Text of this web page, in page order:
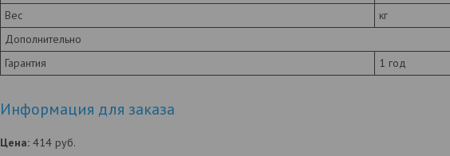
Вес
кг
Дополнительно
Гарантия
1 год
Информация для заказа
Цена: 414 руб.